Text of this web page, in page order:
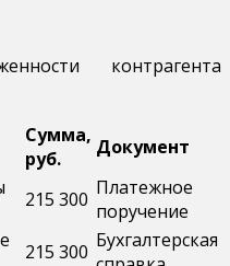
контрагента
Сумма,
руб.
Документ
215 300 Платежное
поручение
215 300 Бухгалтерская